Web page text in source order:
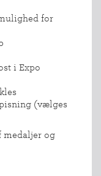
for
i Expo
(vælges
medaljer og